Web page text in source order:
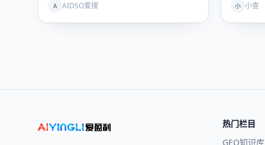
A AIDSO爱搜 小 小查
热门栏目
GEO知识库